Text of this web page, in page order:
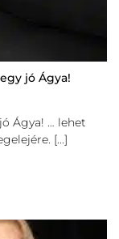
jó Ágya!
Ágya! … lehet
[...]